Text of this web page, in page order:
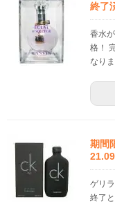
終了
香水
格！
なり
期間
ゲリ
終了